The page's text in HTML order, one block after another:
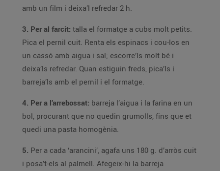
amb un film i deixa’l refredar 2 h.
3. Per al farcit: talla el formatge a cubs molt petits.
Pica el pernil cuit. Renta els espinacs i cou-los en
un cassó amb aigua i sal; escorre’ls molt bé i
deixa’ls refredar. Quan estiguin freds, pica’ls i
barreja’ls amb el pernil i el formatge.
4. Per a l’arrebossat: barreja l’aigua i la farina en un
bol, procurant que no quedin grumolls, fins que et
quedi una pasta homogènia.
5. Per a cada ‘arancini’, agafa uns 180 g. d’arròs cuit
i posa’t-els al palmell. Afegeix-hi la barreja